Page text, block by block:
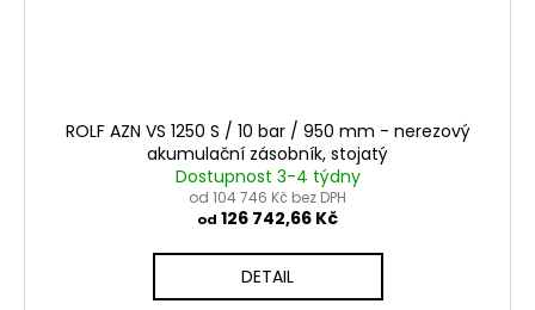
ROLF AZN VS 1250 S / 10 bar / 950 mm - nerezový
akumulační zásobník, stojatý
Dostupnost 3-4 týdny
od 104 746 Kč bez DPH
od 126 742,66 Kč
DETAIL